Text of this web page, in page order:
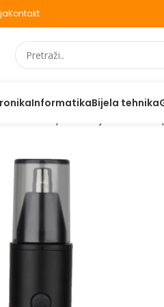
Kontakt
InformatikaBijela tehnika